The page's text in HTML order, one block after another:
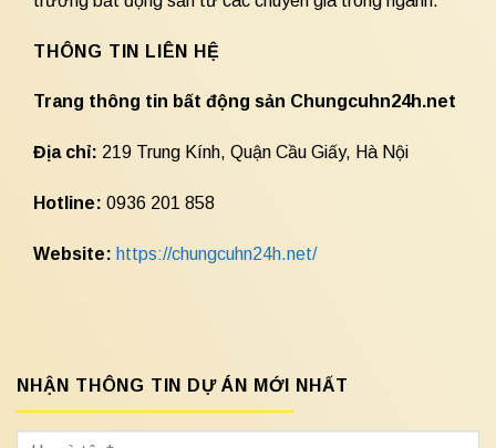
THÔNG TIN LIÊN HỆ
Trang thông tin bất động sản Chungcuhn24h.net
Địa chỉ: 219 Trung Kính, Quận Cầu Giấy, Hà Nội
Hotline: 0936 201 858
Website: https://chungcuhn24h.net/
NHẬN THÔNG TIN DỰ ÁN MỚI NHẤT